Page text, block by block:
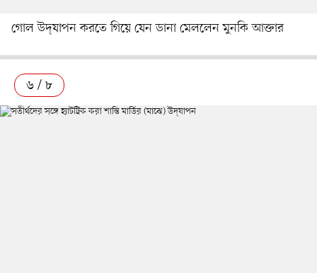
গোল উদ্‌যাপন করতে গিয়ে যেন ডানা মেললেন মুনকি আক্তার
৬ / ৮